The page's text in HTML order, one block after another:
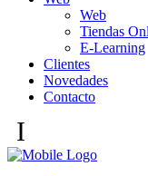
Web
Tiendas
E-Learning
Clientes
Novedades
Contacto
I